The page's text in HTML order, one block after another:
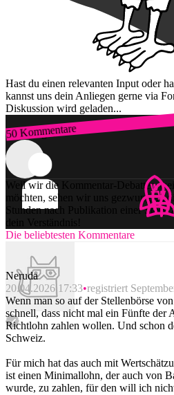
Hast du einen relevanten Input oder
kannst uns dein Anliegen gerne via
Diskussion wird geladen...
50 Kommentare
Zum Login
Weil wir die Kommentar-Debatten
möchten, sehen wir uns gezwungen,
Stunden nach Publikation einer Story
dein Verständnis!
Die beliebtesten Kommentare
Neruda
20.04.2026 17:33 registriert
Wenn man so auf der Stellenbörse
schnell, dass nicht mal ein Fünfte der
Richtlohn zahlen wollen. Und schon
Schweiz.
Für mich hat das auch mit
ist einen Minimallohn, der auch von
wurde, zu zahlen, für den will ich